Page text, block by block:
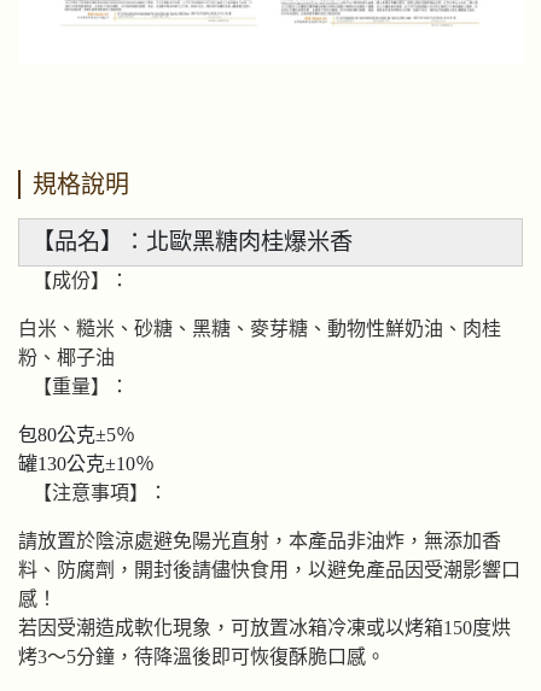
規格說明
【品名】：北歐黑糖肉桂爆米香
【成份】：
白米、糙米、砂糖、黑糖、麥芽糖、動物性鮮奶油、肉桂
粉、椰子油
【重量】：
包80公克±5％
罐130公克±10％
【注意事項】：
請放置於陰涼處避免陽光直射，本產品非油炸，無添加香
料、防腐劑，開封後請儘快食用，以避免產品因受潮影響口
感！
若因受潮造成軟化現象，可放置冰箱冷凍或以烤箱150度烘
烤3～5分鐘，待降溫後即可恢復酥脆口感。